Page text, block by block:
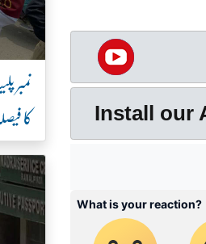
Install our
نمبر
کا